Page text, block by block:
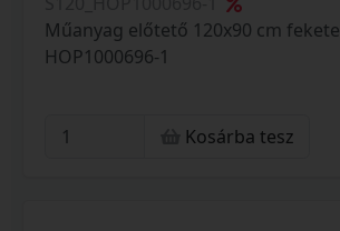
Műanyag előtető 120x90 cm fekete
HOP1000696-1
Kosárba tesz